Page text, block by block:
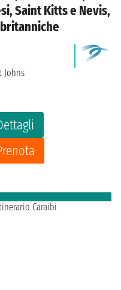
Saint Kitts e Nevis,
Johns